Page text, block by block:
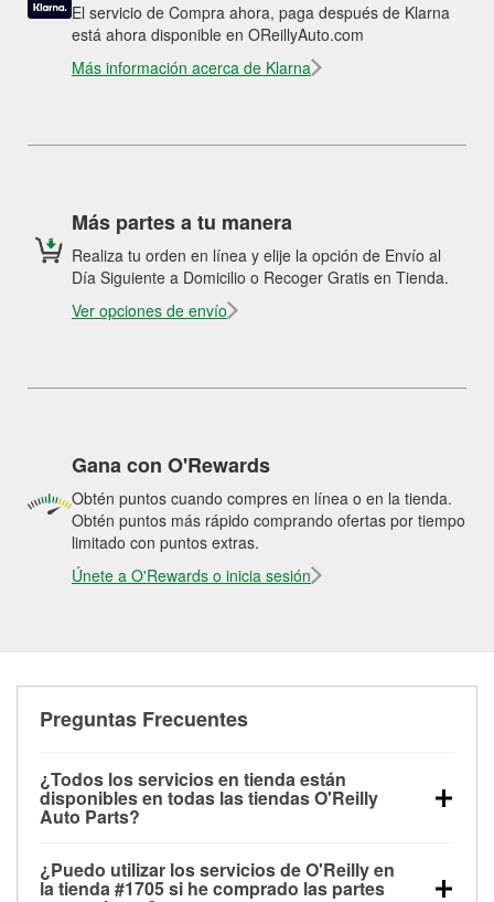
El servicio de Compra ahora, paga después de Klarna
está ahora disponible en OReillyAuto.com
Más información acerca de Klarna
Más partes a tu manera
Realiza tu orden en línea y elije la opción de Envío al
Día Siguiente a Domicilio o Recoger Gratis en Tienda.
Ver opciones de envío
Gana con O'Rewards
Obtén puntos cuando compres en línea o en la tienda.
Obtén puntos más rápido comprando ofertas por tiempo
limitado con puntos extras.
Únete a O'Rewards o inicia sesión
Preguntas Frecuentes
¿Todos los servicios en tienda están
disponibles en todas las tiendas O'Reilly
Auto Parts?
las pruebas de batería, pruebas de alternador y
¿Puedo utilizar los servicios de O'Reilly en
la tienda #1705 si he comprado las partes